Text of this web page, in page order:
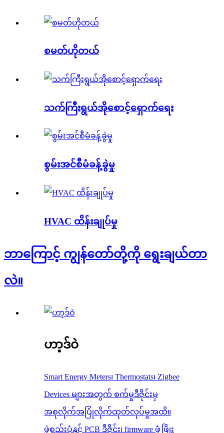
စမတ်ဟိုတယ်
သက်ကြီးရွယ်အိုစောင့်ရှောက်ရေး
စွမ်းအင်စီမံခန့်ခွဲမှု
HVAC ထိန်းချုပ်မှု
ဘာကြောင့် ကျွန်တော်တို့ကို ရွေးချယ်တာ
လဲ။
ဟာ့ဒ်ဝဲ
Smart Energy Meters၊ Thermostats၊ Zigbee
Devices များအတွက် စက်မှုဒီဇိုင်းမှ
အစုလိုက်အပြုံလိုက်ထုတ်လုပ်မှုအထိ။
ဖွဲ့စည်းပုံနှင့် PCB ဒီဇိုင်း၊ firmware ဖွံ့ဖြိုး